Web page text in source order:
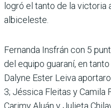
logró el tanto de la victoria
albiceleste.
Fernanda Insfrán con 5
del equipo guaraní, en
Dalyne Ester Leiva
3; Jéssica Fleitas y Camila
Carimy Aluán y Julieta